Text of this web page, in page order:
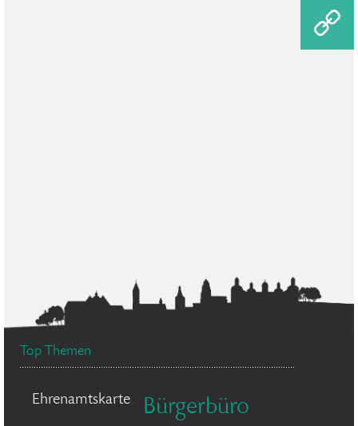
Top Themen
Ehrenamtskarte Bürgerbüro